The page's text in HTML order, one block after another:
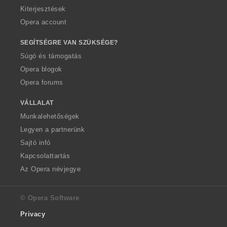
Kiterjesztések
Opera account
SEGÍTSÉGRE VAN SZÜKSÉGE?
Súgó és támogatás
Opera blogok
Opera forums
VÁLLALAT
Munkalehetőségek
Legyen a partnerünk
Sajtó infó
Kapcsolattartás
Az Opera névjegye
© Opera Software
Privacy